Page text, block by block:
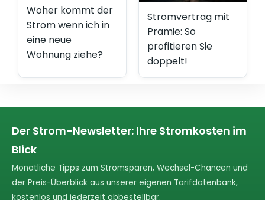
Woher kommt der
Strom wenn ich in
eine neue
Wohnung ziehe?
Stromvertrag mit
Prämie: So
profitieren Sie
doppelt!
Der Strom-Newsletter: Ihre Stromkosten im
Blick
Monatliche Tipps zum Stromsparen, Wechsel-Chancen und
der Preis-Überblick aus unserer eigenen Tarifdatenbank,
kostenlos und jederzeit abbestellbar.